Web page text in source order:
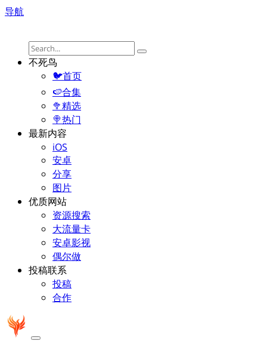
导航
不死鸟
🐦首页
🍉合集
🥦精选
🍭热门
最新内容
iOS
安卓
分享
图片
优质网站
资源搜索
大流量卡
安卓影视
偶尔做
投稿联系
投稿
合作